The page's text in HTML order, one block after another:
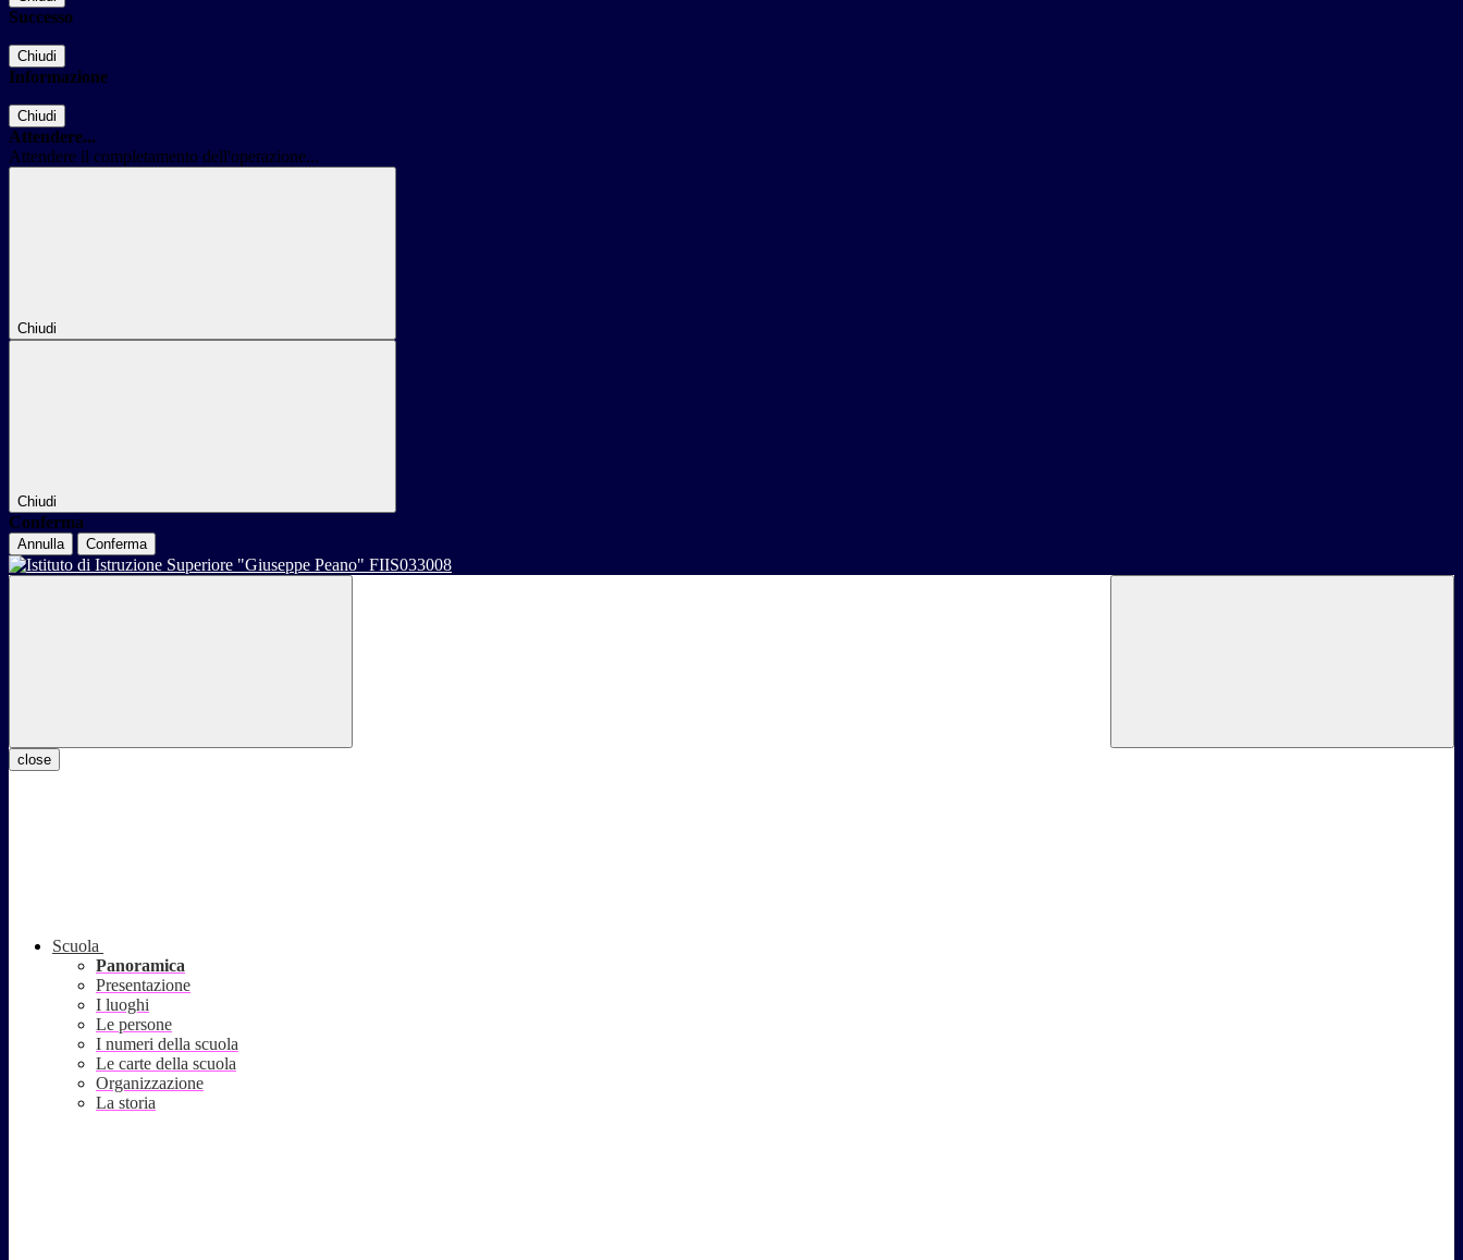
Successo
Chiudi
Informazione
Chiudi
Attendere...
Attendere il completamento dell'operazione...
Chiudi
Chiudi
Conferma
Annulla Conferma
close
Scuola
Panoramica
Presentazione
I luoghi
Le persone
I numeri della scuola
Le carte della scuola
Organizzazione
La storia